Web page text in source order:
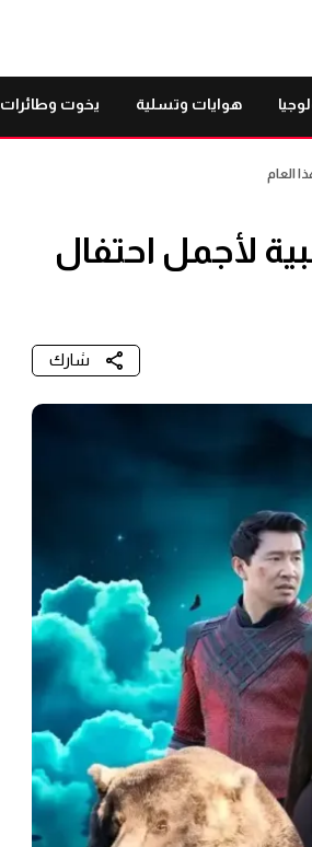
هوايات وتسلية يخوت وطائرات
العام
لأجمل احتفال
شارك